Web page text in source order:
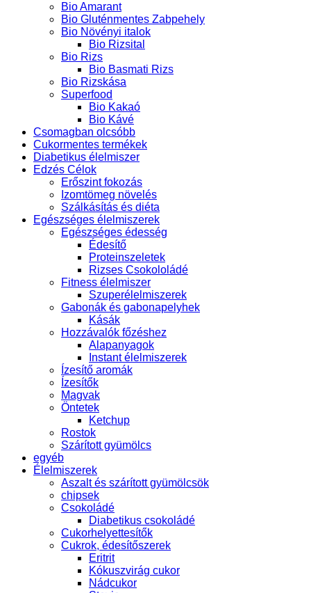
Bio Amarant
Bio Gluténmentes Zabpehely
Bio Növényi italok
Bio Rizsital
Bio Rizs
Bio Basmati Rizs
Bio Rizskása
Superfood
Bio Kakaó
Bio Kávé
Csomagban olcsóbb
Cukormentes termékek
Diabetikus élelmiszer
Edzés Célok
Erőszint fokozás
Izomtömeg növelés
Szálkásítás és diéta
Egészséges élelmiszerek
Egészséges édesség
Édesítő
Proteinszeletek
Rizses Csokololádé
Fitness élelmiszer
Szuperélelmiszerek
Gabonák és gabonapelyhek
Kásák
Hozzávalók főzéshez
Alapanyagok
Instant élelmiszerek
Ízesítő aromák
Ízesítők
Magvak
Öntetek
Ketchup
Rostok
Szárított gyümölcs
egyéb
Élelmiszerek
Aszalt és szárított gyümölcsök
chipsek
Csokoládé
Diabetikus csokoládé
Cukorhelyettesítők
Cukrok, édesítőszerek
Eritrit
Kókuszvirág cukor
Nádcukor